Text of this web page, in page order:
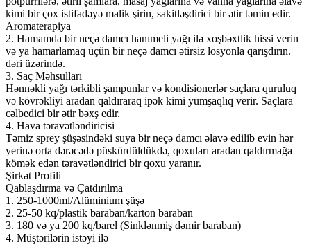
kimi bir çox istifadəyə malik şirin, sakitləşdirici bir ətir təmin edir.
Aromaterapiya
2. Hamamda bir neçə damcı hanımeli yağı ilə xoşbəxtlik hissi verin
və ya hamarlamaq üçün bir neçə damcı ətirsiz losyonla qarışdırın.
dəri üzərində.
3. Saç Məhsulları
Hənnəkli yağı tərkibli şampunlar və kondisionerlər saçlara quruluq
və kövrəkliyi aradan qaldıraraq ipək kimi yumşaqlıq verir. Saçlara
cəlbedici bir ətir bəxş edir.
4. Hava təravətləndiricisi
Təmiz sprey şüşəsindəki suya bir neçə damcı əlavə edilib evin hər
yerinə orta dərəcədə püskürdüldükdə, qoxuları aradan qaldırmağa
kömək edən təravətləndirici bir qoxu yaranır.
Şirkət Profili
Qablaşdırma və Çatdırılma
1. 250-1000ml/Alüminium şüşə
2. 25-50 kq/plastik baraban/karton baraban
3. 180 və ya 200 kq/barel (Sinklənmiş dəmir baraban)
4. Müştərilərin istəyi ilə